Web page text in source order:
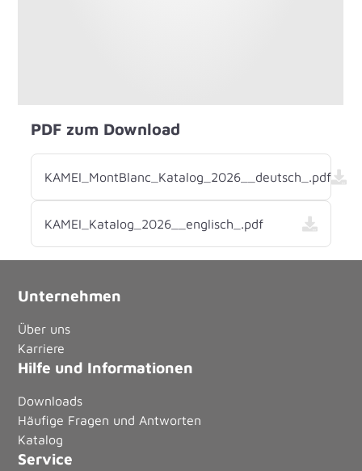
PDF zum Download
KAMEI_MontBlanc_Katalog_2026__deutsch_.pdf
KAMEI_Katalog_2026__englisch_.pdf
Unternehmen
Über uns
Karriere
Hilfe und Informationen
Downloads
Häufige Fragen und Antworten
Katalog
Service